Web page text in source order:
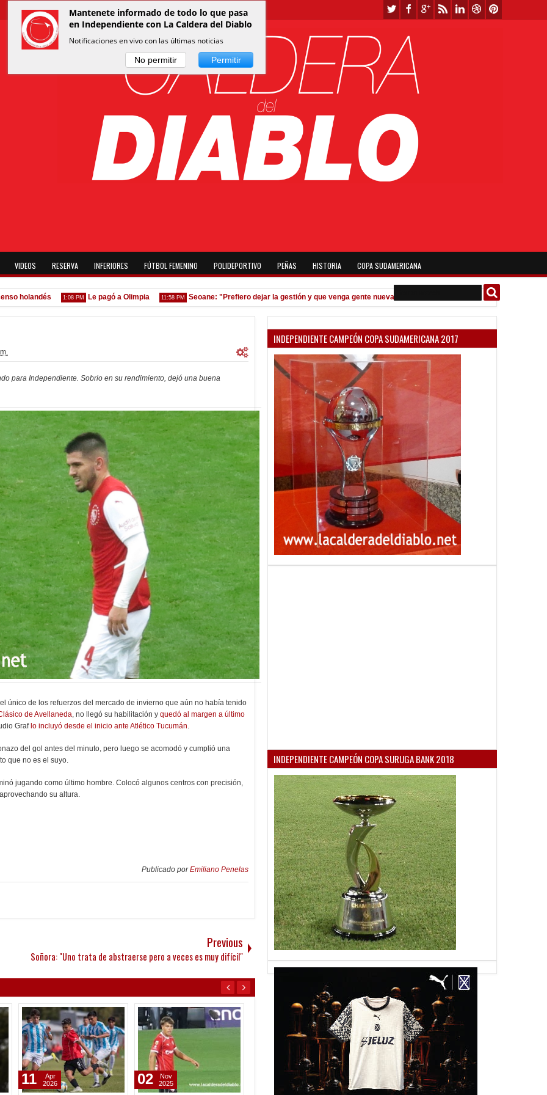
VIDEOS RESERVA INFERIORES FÚTBOL FEMENINO POLIDEPORTIVO PEÑAS HISTORIA COPA SUDAMERICANA
1:08 PM Le pagó a Olimpia 11:58 PM Seoane: "Prefiero dejar la gestión y que venga gente nueva" 7:08 PM Todo confirmado en la Copa Argentina
para Independiente. Sobrio en su rendimiento, dejó una buena
único de los refuerzos del mercado de invierno que aún no había tenido
de Avellaneda, no llegó su habilitación y quedó al margen a último
Graf lo incluyó desde el inicio ante Atlético Tucumán.
del gol antes del minuto, pero luego se acomodó y cumplió una
que no es el suyo.
jugando como último hombre. Colocó algunos centros con precisión,
su altura.
Publicado porEmiliano Penelas
Previous
Soñora: "Uno trata de abstraerse pero a veces es muy difícil"
07
Aug
2026
07
Aug
2026
05
Aug
2026
INDEPENDIENTE CAMPEÓN COPA SUDAMERICANA 2017
INDEPENDIENTE CAMPEÓN COPA SURUGA BANK 2018
Mantenete informado de todo lo que pasa
en Independiente con La Caldera del Diablo
Notificaciones en vivo con las últimas noticias
No permitir Permitir